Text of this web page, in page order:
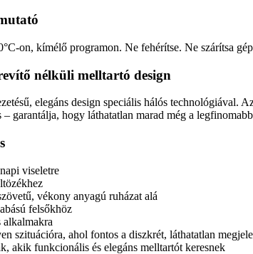
on, kímélő programon. Ne fehérítse. Ne szárítsa
nélküli melltartó design
elegáns design speciális hálós technológiával.
garantálja, hogy láthatatlan marad még a
viseletre
vékony anyagú ruházat alá
felsőkhöz
alkalmakra
szituációra, ahol fontos a diszkrét, láthatatlan
akik funkcionális és elegáns melltartót keresnek